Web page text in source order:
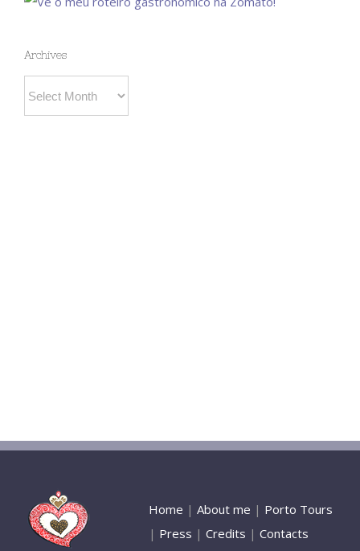
Archives
Home | About me | Porto Tours
| Press | Credits | Contacts